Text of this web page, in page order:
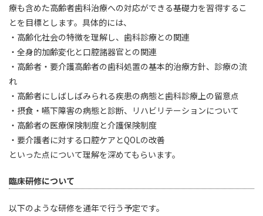
療も含めた高齢者歯科治療への対応ができる基礎力を習得するこ
とを目標とします。具体的には、
・高齢化社会の特徴を理解し、歯科診療との関連
・全身的加齢変化と口腔諸器官との関連
・高齢者・要介護高齢者の歯科処置の基本的治療方針、診療の流
れ
・高齢者にしばしばみられる疾患の病態と歯科診療上の留意点
・摂食・嚥下障害の病態と診断、リハビリテーションについて
・高齢者の医療保険制度と介護保険制度
・要介護者に対する口腔ケアとQOLの改善
といった点について理解を深めてもらいます。
臨床研修について
以下のような研修を通年で行う予定です。